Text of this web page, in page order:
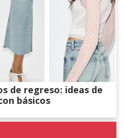
de regreso: ideas de
básicos